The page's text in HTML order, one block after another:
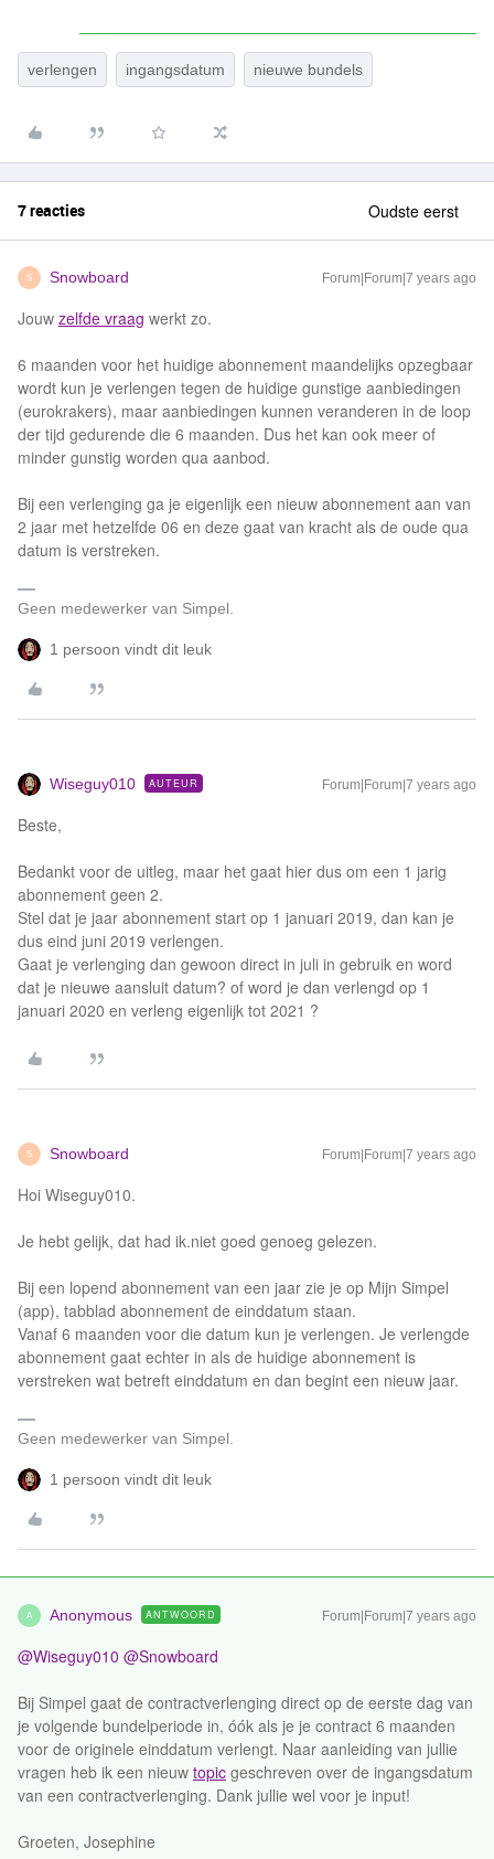
verlengen ingangsdatum nieuwe bundels
7 reacties Oudste eerst
S Snowboard Forum|Forum|7 years ago
Jouw zelfde vraag werkt zo.
6 maanden voor het huidige abonnement maandelijks opzegbaar
wordt kun je verlengen tegen de huidige gunstige aanbiedingen
(eurokrakers), maar aanbiedingen kunnen veranderen in de loop
der tijd gedurende die 6 maanden. Dus het kan ook meer of
minder gunstig worden qua aanbod.
Bij een verlenging ga je eigenlijk een nieuw abonnement aan van
2 jaar met hetzelfde 06 en deze gaat van kracht als de oude qua
datum is verstreken.
Geen medewerker van Simpel.
1 persoon vindt dit leuk
Wiseguy010 AUTEUR Forum|Forum|7 years ago
Beste,
Bedankt voor de uitleg, maar het gaat hier dus om een 1 jarig
abonnement geen 2.
Stel dat je jaar abonnement start op 1 januari 2019, dan kan je
dus eind juni 2019 verlengen.
Gaat je verlenging dan gewoon direct in juli in gebruik en word
dat je nieuwe aansluit datum? of word je dan verlengd op 1
januari 2020 en verleng eigenlijk tot 2021 ?
S Snowboard Forum|Forum|7 years ago
Hoi Wiseguy010.
Je hebt gelijk, dat had ik.niet goed genoeg gelezen.
Bij een lopend abonnement van een jaar zie je op Mijn Simpel
(app), tabblad abonnement de einddatum staan.
Vanaf 6 maanden voor die datum kun je verlengen. Je verlengde
abonnement gaat echter in als de huidige abonnement is
verstreken wat betreft einddatum en dan begint een nieuw jaar.
Geen medewerker van Simpel.
1 persoon vindt dit leuk
A Anonymous ANTWOORD Forum|Forum|7 years ago
@Wiseguy010 @Snowboard
Bij Simpel gaat de contractverlenging direct op de eerste dag van
je volgende bundelperiode in, óók als je je contract 6 maanden
voor de originele einddatum verlengt. Naar aanleiding van jullie
vragen heb ik een nieuw topic geschreven over de ingangsdatum
van een contractverlenging. Dank jullie wel voor je input!
Groeten, Josephine